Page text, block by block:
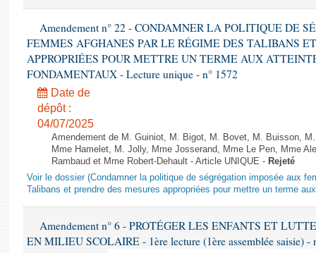
Amendement n° 22 - CONDAMNER LA POLITIQUE DE
FEMMES AFGHANES PAR LE RÉGIME DES TALIBANS
APPROPRIÉES POUR METTRE UN TERME AUX
FONDAMENTAUX - Lecture unique - n° 1572
Date de
dépôt :
04/07/2025
Amendement de M. Guiniot, M. Bigot, M. Bovet, M. Buisson,
Mme Hamelet, M. Jolly, Mme Josserand, Mme Le Pen, Mme
Rambaud et Mme Robert-Dehault - Article UNIQUE - Rejeté
Voir le dossier (Condamner la politique de ségrégation imposée aux
Talibans et prendre des mesures appropriées pour mettre un terme
Amendement n° 6 - PROTÉGER LES ENFANTS ET
EN MILIEU SCOLAIRE - 1ère lecture (1ère assemblée saisie) -